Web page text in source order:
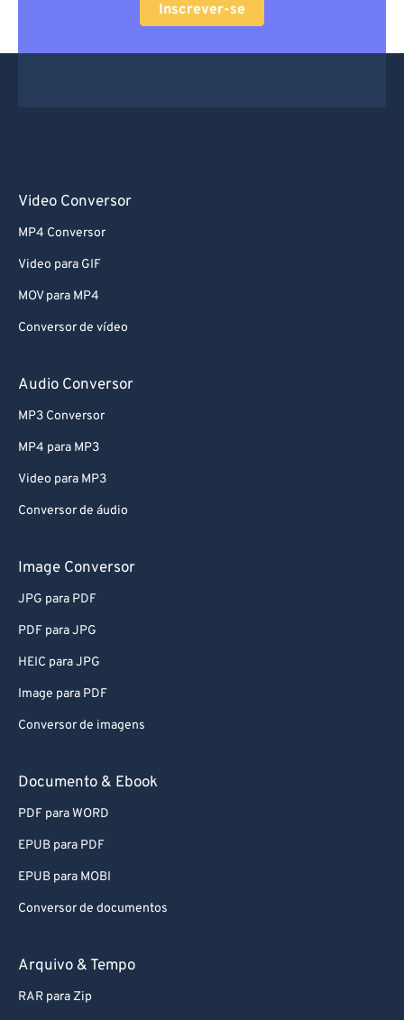
Inscrever-se
Video Conversor
MP4 Conversor
Video para GIF
MOV para MP4
Conversor de vídeo
Audio Conversor
MP3 Conversor
MP4 para MP3
Video para MP3
Conversor de áudio
Image Conversor
JPG para PDF
PDF para JPG
HEIC para JPG
Image para PDF
Conversor de imagens
Documento & Ebook
PDF para WORD
EPUB para PDF
EPUB para MOBI
Conversor de documentos
Arquivo & Tempo
RAR para Zip